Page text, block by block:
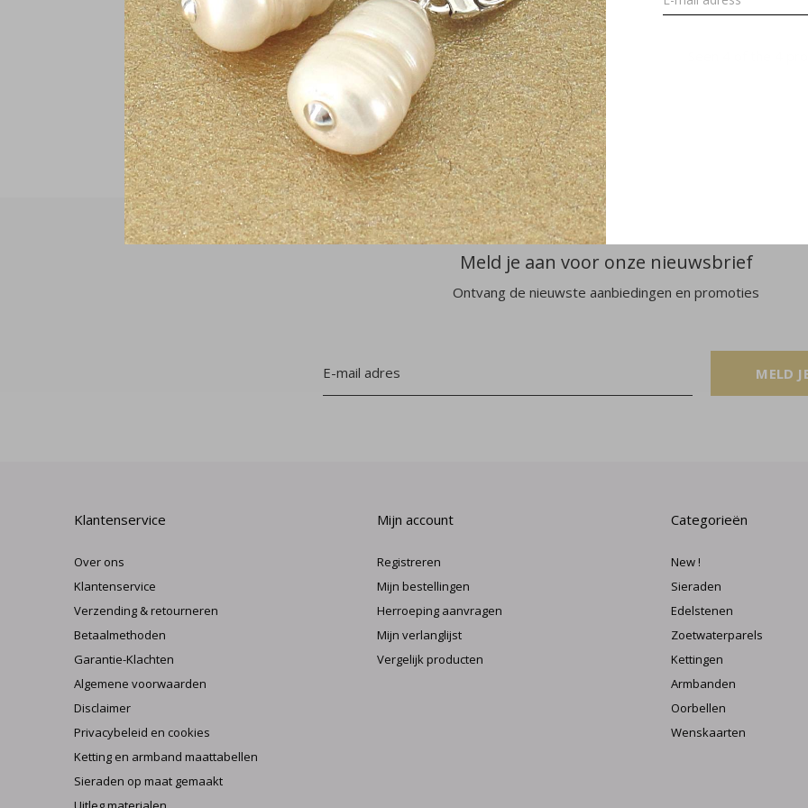
Meld je aan voor onze nieuwsbrief
Ontvang de nieuwste aanbiedingen en promoties
MELD
Klantenservice
Over ons
Klantenservice
Verzending & retourneren
Betaalmethoden
Garantie-Klachten
Algemene voorwaarden
Disclaimer
Privacybeleid en cookies
Ketting en armband maattabellen
Sieraden op maat gemaakt
Mijn account
Registreren
Mijn bestellingen
Herroeping aanvragen
Mijn verlanglijst
Vergelijk producten
Categorieën
New !
Sieraden
Edelstenen
Zoetwaterparels
Kettingen
Armbanden
Oorbellen
Wenskaarten